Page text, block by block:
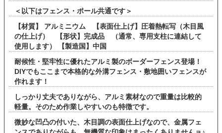
＜以下はフェンス・ポール共通です＞
【材質】 アルミニウム 【表面仕上げ】圧着熱転写（木目風
の仕上げ） 【形状】完成品 （通常、専用支柱に連結して
使用します） 【製造国】中国
耐候性・堅牢性に優れたアルミ製のボーダーフェンス登場！
DIYでもここまで本格的な外溝フェンス・敷地囲いフェンスが
作れます！
しっかり丈夫でありながら、アルミ素材なので重量は比較的
軽量。そのため作業しやすいのも特徴です。
微妙な凹凸の付いた、木目調の表面仕上げなので、金属フェ